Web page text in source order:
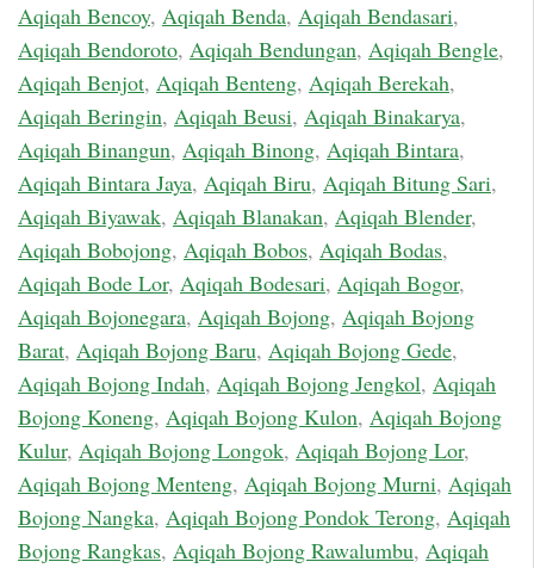
Aqiqah Bencoy, Aqiqah Benda, Aqiqah Bendasari,
Aqiqah Bendoroto, Aqiqah Bendungan, Aqiqah Bengle,
Aqiqah Benjot, Aqiqah Benteng, Aqiqah Berekah,
Aqiqah Beringin, Aqiqah Beusi, Aqiqah Binakarya,
Aqiqah Binangun, Aqiqah Binong, Aqiqah Bintara,
Aqiqah Bintara Jaya, Aqiqah Biru, Aqiqah Bitung Sari,
Aqiqah Biyawak, Aqiqah Blanakan, Aqiqah Blender,
Aqiqah Bobojong, Aqiqah Bobos, Aqiqah Bodas,
Aqiqah Bode Lor, Aqiqah Bodesari, Aqiqah Bogor,
Aqiqah Bojonegara, Aqiqah Bojong, Aqiqah Bojong
Barat, Aqiqah Bojong Baru, Aqiqah Bojong Gede,
Aqiqah Bojong Indah, Aqiqah Bojong Jengkol, Aqiqah
Bojong Koneng, Aqiqah Bojong Kulon, Aqiqah Bojong
Kulur, Aqiqah Bojong Longok, Aqiqah Bojong Lor,
Aqiqah Bojong Menteng, Aqiqah Bojong Murni, Aqiqah
Bojong Nangka, Aqiqah Bojong Pondok Terong, Aqiqah
Bojong Rangkas, Aqiqah Bojong Rawalumbu, Aqiqah